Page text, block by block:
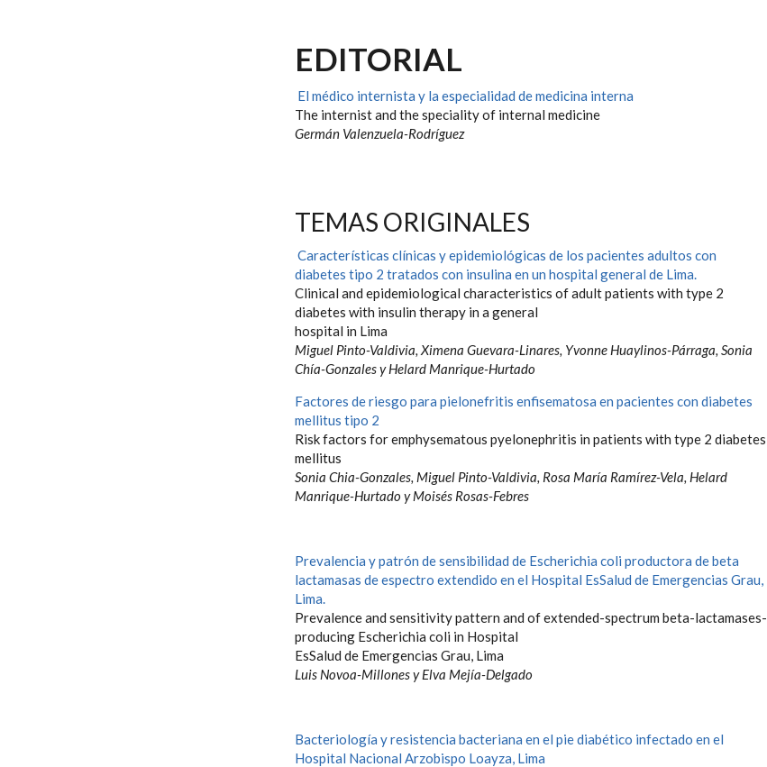
EDITORIAL
El médico internista y la especialidad de medicina interna
The internist and the speciality of internal medicine
Germán Valenzuela-Rodríguez
TEMAS ORIGINALES
Características clínicas y epidemiológicas de los pacientes adultos con
diabetes tipo 2 tratados con insulina en un hospital general de Lima.
Clinical and epidemiological characteristics of adult patients with type 2
diabetes with insulin therapy in a general
hospital in Lima
Miguel Pinto-Valdivia, Ximena Guevara-Linares, Yvonne Huaylinos-Párraga, Sonia
Chía-Gonzales y Helard Manrique-Hurtado
Factores de riesgo para pielonefritis enfisematosa en pacientes con diabetes
mellitus tipo 2
Risk factors for emphysematous pyelonephritis in patients with type 2 diabetes
mellitus
Sonia Chia-Gonzales, Miguel Pinto-Valdivia, Rosa María Ramírez-Vela, Helard
Manrique-Hurtado y Moisés Rosas-Febres
Prevalencia y patrón de sensibilidad de Escherichia coli productora de beta
lactamasas de espectro extendido en el Hospital EsSalud de Emergencias Grau,
Lima.
Prevalence and sensitivity pattern and of extended-spectrum beta-lactamases-
producing Escherichia coli in Hospital
EsSalud de Emergencias Grau, Lima
Luis Novoa-Millones y Elva Mejía-Delgado
Bacteriología y resistencia bacteriana en el pie diabético infectado en el
Hospital Nacional Arzobispo Loayza, Lima